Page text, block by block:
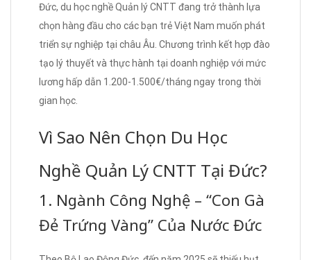
Đức, du học nghề Quản lý CNTT đang trở thành lựa
chọn hàng đầu cho các bạn trẻ Việt Nam muốn phát
triển sự nghiệp tại châu Âu. Chương trình kết hợp đào
tạo lý thuyết và thực hành tại doanh nghiệp với mức
lương hấp dẫn 1.200-1.500€/tháng ngay trong thời
gian học.
Vì Sao Nên Chọn Du Học
Nghề Quản Lý CNTT Tại Đức?
1. Ngành Công Nghệ – “Con Gà
Đẻ Trứng Vàng” Của Nước Đức